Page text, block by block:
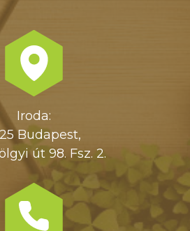
Iroda:
Budapest,
út 98. Fsz. 2.